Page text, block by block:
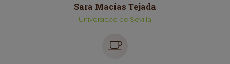
Sara Macías Tejada
Universidad de Sevilla